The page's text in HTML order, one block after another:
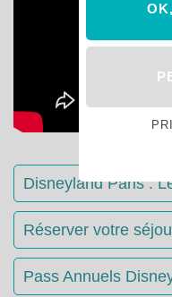
Disneyland Paris :
Réserver votre
Pass Annuels